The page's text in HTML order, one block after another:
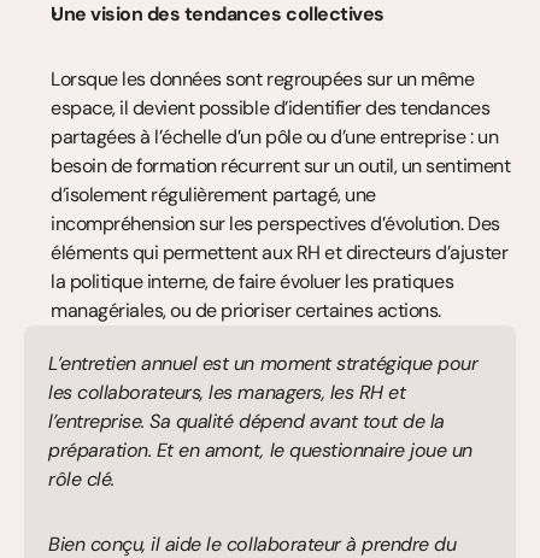
Une vision des tendances collectives
Lorsque les données sont regroupées sur un même
espace, il devient possible d’identifier des tendances
partagées à l’échelle d’un pôle ou d’une entreprise : un
besoin de formation récurrent sur un outil, un sentiment
d’isolement régulièrement partagé, une
incompréhension sur les perspectives d’évolution. Des
éléments qui permettent aux RH et directeurs d’ajuster
la politique interne, de faire évoluer les pratiques
managériales, ou de prioriser certaines actions.
L’entretien annuel est un moment stratégique pour
les collaborateurs, les managers, les RH et
l’entreprise. Sa qualité dépend avant tout de la
préparation. Et en amont, le questionnaire joue un
rôle clé.
Bien conçu, il aide le collaborateur à prendre du